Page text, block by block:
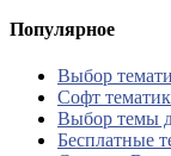
Популярное
Выбор
Софт
Выбор темы
Бесплатные